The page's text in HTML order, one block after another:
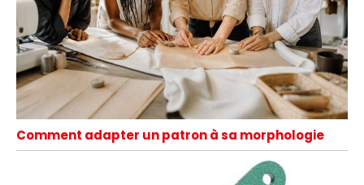
Comment adapter un patron à sa morphologie